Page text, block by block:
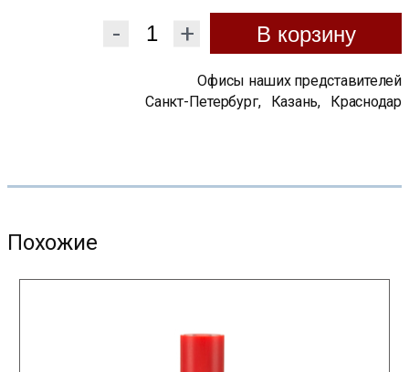
- + В корзину
Офисы наших представителей
Санкт-Петербург, Казань, Краснодар
Похожие